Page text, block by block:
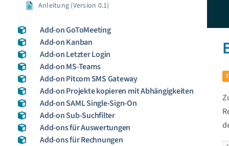
Anleitung (Version 0.1)
Add-on GoToMeeting
Add-on Kanban
Add-on Letzter Login
Add-on MS-Teams
Add-on Pitcom SMS Gateway
Add-on Projekte kopieren mit Abhängigkeiten
Add-on SAML Single-Sign-On
Add-on Sub-Suchfilter
Add-ons für Auswertungen
Add-ons für Rechnungen